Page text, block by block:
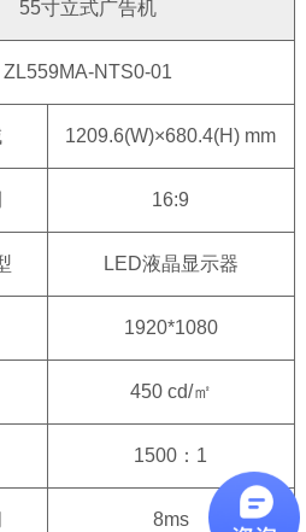
55寸立式广告机
ZL559MA-NTS0-01
1209.6(W)×680.4(H) mm
16:9
LED液晶显示器
1920*1080
450 cd/㎡
1500：1
8ms